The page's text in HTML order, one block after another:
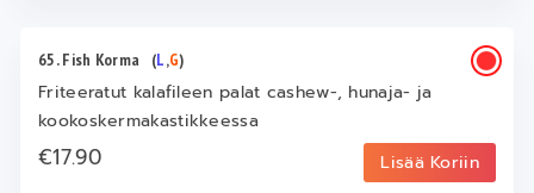
65. Fish Korma (L,G)
Friteeratut kalafileen palat cashew-, hunaja- ja
kookoskermakastikkeessa
€17.90 Lisää Koriin